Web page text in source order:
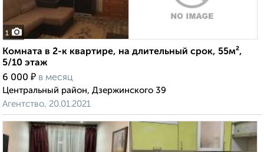
1
Комната в 2-к квартире, на длительный срок, 55м²,
5/10 этаж
6 000 ₽ в месяц
Центральный район, Дзержинского 39
Агентство, 20.01.2021